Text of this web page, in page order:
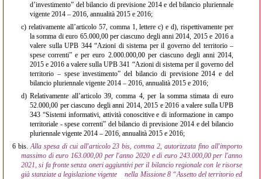
d’investimento” del bilancio di previsione 2014 e del bilancio pluriennale
vigente 2014 – 2016, annualità 2015 e 2016;
c) relativamente all’articolo 57, comma 1, lettere c) e d), rispettivamente per
la somma di euro 65.000,00 per ciascuno degli anni 2014, 2015 e 2016 a
valere sulla UPB 344 “Azioni di sistema per il governo del territorio –
spese correnti” e per euro 2.000.000,00 per ciascuno degli anni 2014,
2015 e 2016 a valere sulla UPB 341 “Azioni di sistema per il governo del
territorio – spese investimento” del bilancio di previsione 2014 e del
bilancio pluriennale vigente 2014 – 2016, annualità 2015 e 2016;
d) Relativamente all’articolo 39, comma 4, per la somma stimata di euro
52.000,00 per ciascuno degli anni 2014, 2015 e 2016 a valere sulla UPB
343 “Sistemi informativi, attività conoscitive e di informazione in campo
territoriale - spese correnti” del bilancio di previsione 2014 e del bilancio
pluriennale vigente 2014 – 2016, annualità 2015 e 2016;
6 bis.Alla spesa di cui all'articolo 23 bis, comma 2, autorizzata fino all'importo
massimo di euro 163.000,00 per l'anno 2020 e di euro 243.000,00 per l'anno
2021, si fa fronte senza oneri aggiuntivi per il bilancio regionale con le risorse
già stanziate a legislazione vigente
nella Missione 8 “Assetto del territorio ed